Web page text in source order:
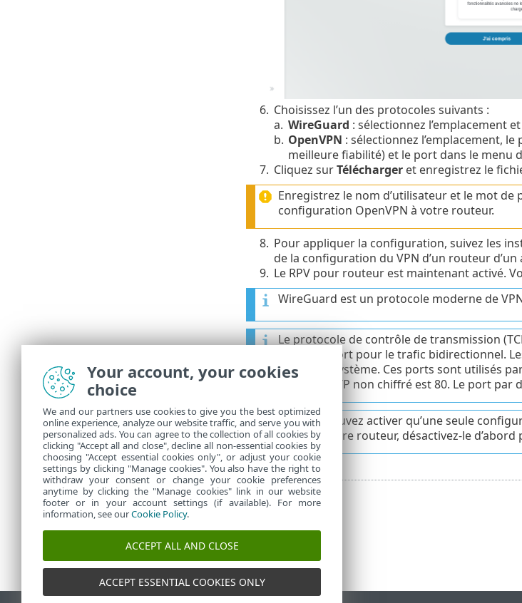
6. Choisissez l’un des protocoles suivants :
a. WireGuard : sélectionnez l’emplacement
b. OpenVPN : sélectionnez l’emplacement,
meilleure fiabilité) et le port dans le menu
7. Cliquez surTéléchargeret enregistrez le
Enregistrez le nom d’utilisateur et le mot de
configuration OpenVPN à votre routeur.
8. Pour appliquer la configuration, suivez les
de la configuration du VPN d’un routeur
9. Le RPV pour routeur est maintenant activé.
WireGuard est un protocole moderne de
Le protocole de contrôle de transmission
d’un seul port pour le trafic bidirectionnel.
des ports système. Ces ports sont utilisés
le trafic HTTP non chiffré est 80. Le port
Vous ne pouvez activer qu’une seule
pour un autre routeur, désactivez-le
Your account, your cookies
choice
We and our partners use cookies to give you the best optimized
online experience, analyze our website traffic, and serve you with
personalized ads. You can agree to the collection of all cookies by
clicking "Accept all and close", decline all non-essential cookies by
choosing "Accept essential cookies only", or adjust your cookie
settings by clicking "Manage cookies". You also have the right to
withdraw your consent or change your cookie preferences
anytime by clicking the "Manage cookies" link in our website
footer or in your account settings (if available). For more
information, see ourCookie Policy.
ACCEPT ALL AND CLOSE
ACCEPT ESSENTIAL COOKIES ONLY